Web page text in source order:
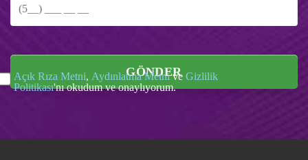
GÖNDER
Açık Rıza Metni, Aydınlatma Metnive Gizlilik
Politikası'nı okudum ve onaylıyorum.